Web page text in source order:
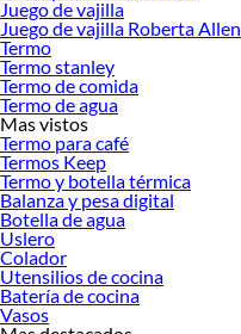
Juego de vajilla
Juego de vajilla Roberta Allen
Termo
Termo stanley
Termo de comida
Termo de agua
Mas vistos
Termo para café
Termos Keep
Termo y botella térmica
Balanza y pesa digital
Botella de agua
Uslero
Colador
Utensilios de cocina
Batería de cocina
Vasos